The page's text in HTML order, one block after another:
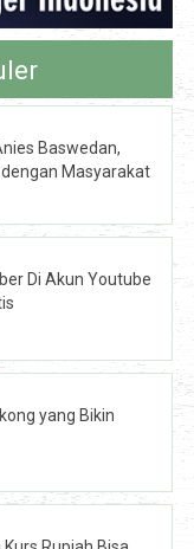
Baswedan,
Masyarakat
Di Akun Youtube
yang Bikin